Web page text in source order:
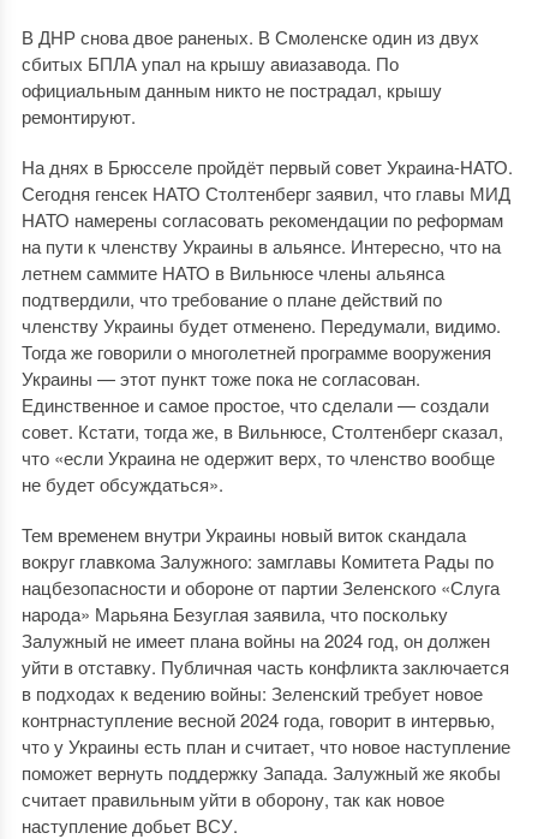
В ДНР снова двое раненых. В Смоленске один из двух
сбитых БПЛА упал на крышу авиазавода. По
официальным данным никто не пострадал, крышу
ремонтируют.
На днях в Брюсселе пройдёт первый совет Украина-НАТО.
Сегодня генсек НАТО Столтенберг заявил, что главы МИД
НАТО намерены согласовать рекомендации по реформам
на пути к членству Украины в альянсе. Интересно, что на
летнем саммите НАТО в Вильнюсе члены альянса
подтвердили, что требование о плане действий по
членству Украины будет отменено. Передумали, видимо.
Тогда же говорили о многолетней программе вооружения
Украины — этот пункт тоже пока не согласован.
Единственное и самое простое, что сделали — создали
совет. Кстати, тогда же, в Вильнюсе, Столтенберг сказал,
что «если Украина не одержит верх, то членство вообще
не будет обсуждаться».
Тем временем внутри Украины новый виток скандала
вокруг главкома Залужного: замглавы Комитета Рады по
нацбезопасности и обороне от партии Зеленского «Слуга
народа» Марьяна Безуглая заявила, что поскольку
Залужный не имеет плана войны на 2024 год, он должен
уйти в отставку. Публичная часть конфликта заключается
в подходах к ведению войны: Зеленский требует новое
контрнаступление весной 2024 года, говорит в интервью,
что у Украины есть план и считает, что новое наступление
поможет вернуть поддержку Запада. Залужный же якобы
считает правильным уйти в оборону, так как новое
наступление добьет ВСУ.